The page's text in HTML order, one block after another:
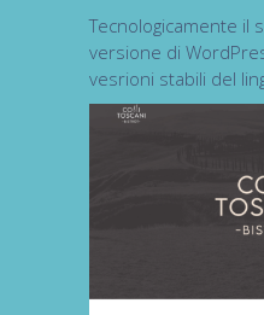
Tecnologicamente il
versione di
vesrioni stabili del